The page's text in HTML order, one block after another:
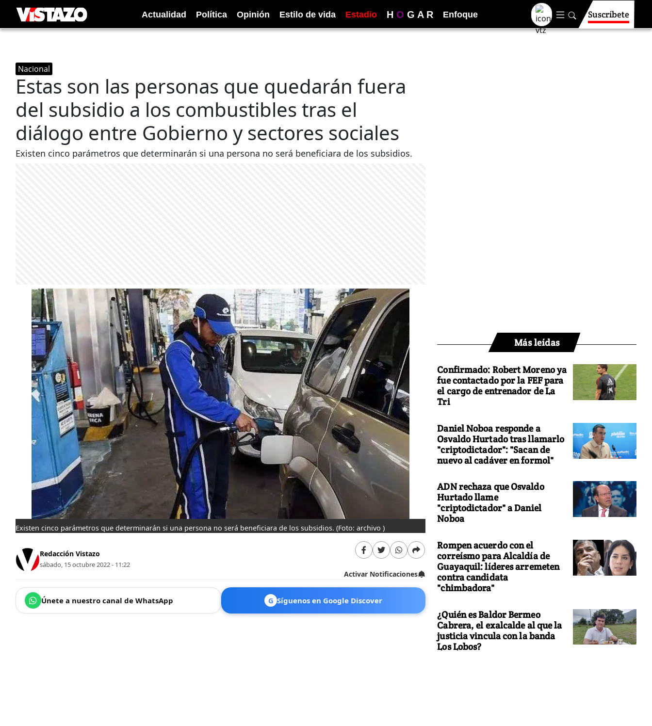
Actualidad Política Opinión Estilo de vida Estadio H O G A R Enfoque Suscríbete
Nacional
Estas son las personas que quedarán fuera
del subsidio a los combustibles tras el
diálogo entre Gobierno y sectores sociales
Existen cinco parámetros que determinarán si una persona no será beneficiara de los subsidios.
Existen cinco parámetros que determinarán si una persona no será beneficiara de los subsidios. (Foto: archivo )
Redacción Vistazo
sábado, 15 octubre 2022 - 11:22
Activar Notificaciones
Únete a nuestro canal de WhatsApp G Síguenos en Google Discover
Más leídas
Confirmado: Robert Moreno ya
fue contactado por la FEF para
el cargo de entrenador de La
Tri
Daniel Noboa responde a
Osvaldo Hurtado tras llamarlo
"criptodictador": "Sacan de
nuevo al cadáver en formol"
ADN rechaza que Osvaldo
Hurtado llame
"criptodictador" a Daniel
Noboa
Rompen acuerdo con el
correísmo para Alcaldía de
Guayaquil: líderes arremeten
contra candidata
"chimbadora"
¿Quién es Baldor Bermeo
Cabrera, el exalcalde al que la
justicia vincula con la banda
Los Lobos?